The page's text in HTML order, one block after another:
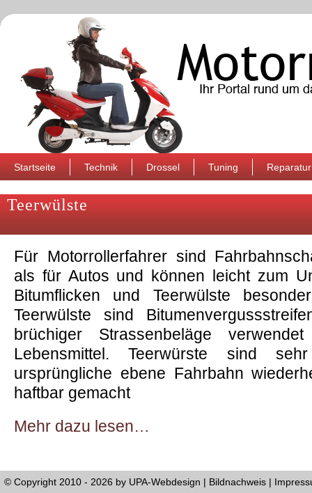
Startseite Technik Drossel Tuning Reparatur
Teerwülste
Für Motorrollerfahrer sind
als für Autos und können leicht zum
Bitumflicken und Teerwülste
Teerwülste sind
brüchiger Strassenbeläge
Lebensmittel. Teerwürste sind
ursprüngliche ebene Fahrbahn
haftbar gemacht
Mehr dazu lesen…
© Copyright 2010 - 2026 by UPA-Webdesign | Bildnachweis |